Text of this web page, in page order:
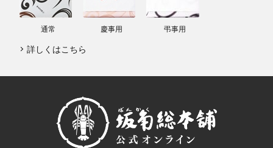
通常 慶事用 弔事用
詳しくはこちら